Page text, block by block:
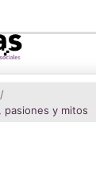
/
pasiones y mitos